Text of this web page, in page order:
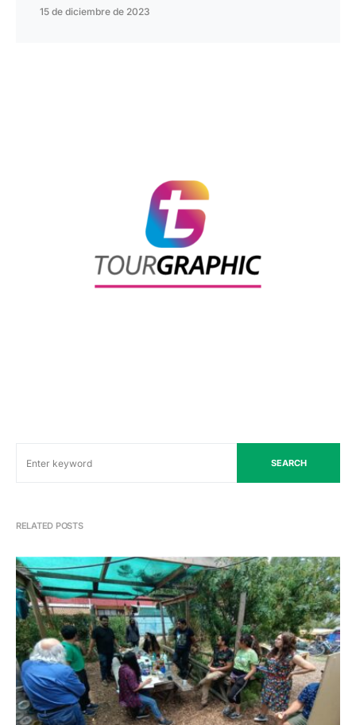
15 de diciembre de 2023
SEARCH
RELATED POSTS